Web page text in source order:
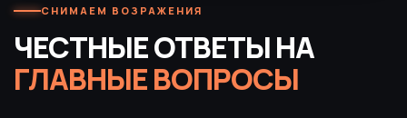
СНИМАЕМ ВОЗРАЖЕНИЯ
ЧЕСТНЫЕ ОТВЕТЫ НА
ГЛАВНЫЕ ВОПРОСЫ